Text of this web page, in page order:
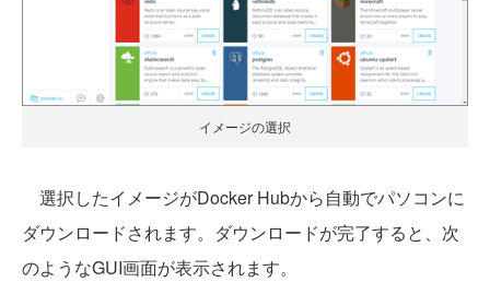
イメージの選択
選択したイメージがDocker Hubから自動でパソコンに
ダウンロードされます。ダウンロードが完了すると、次
のようなGUI画面が表示されます。